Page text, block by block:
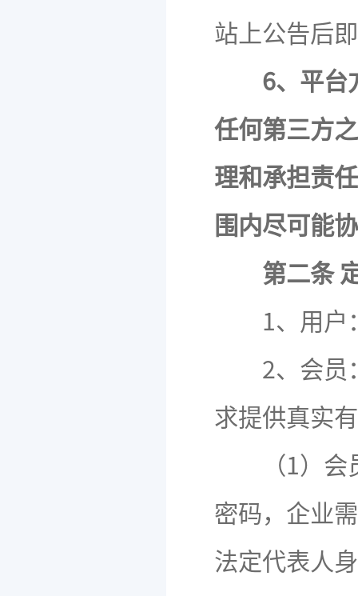
站上公告后
6、平台
任何第三方
理和承担责
围内尽可能
第二条
1、用户：
2、会员：
求提供真实
（1）会员
密码，企业
法定代表人